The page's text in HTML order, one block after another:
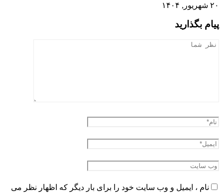
۲۰ شهریور, ۱۴۰۴
پیام بگذارید
نام ، ایمیل و وب سایت خود را برای بار دیگر که اظهار نظر می